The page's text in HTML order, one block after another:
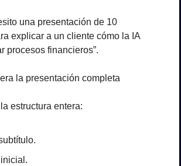
una presentación de 10
explicar a un cliente cómo la IA
procesos financieros”.
la presentación completa
estructura entera: